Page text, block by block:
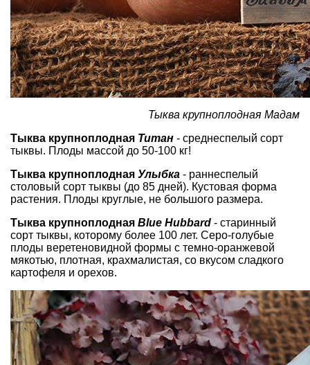
Тыква крупноплодная Мадам
Тыква крупноплодная Титан - среднеспелый сорт
тыквы. Плоды массой до 50-100 кг!
Тыква крупноплодная Улыбка - раннеспелый
столовый сорт тыквы (до 85 дней). Кустовая форма
растения. Плоды круглые, не большого размера.
Тыква крупноплодная Blue Hubbard - cтаринный
сорт тыквы, которому более 100 лет. Серо-голубые
плоды веретеновидной формы с темно-оранжевой
мякотью, плотная, крахмалистая, со вкусом сладкого
картофеля и орехов.